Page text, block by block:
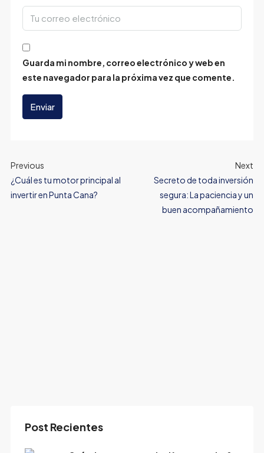
Guarda mi nombre, correo electrónico y web en
este navegador para la próxima vez que comente.
Enviar
Previous
¿Cuál es tu motor principal al
invertir en Punta Cana?
Next
Secreto de toda inversión
segura: La paciencia y un
buen acompañamiento
Post Recientes